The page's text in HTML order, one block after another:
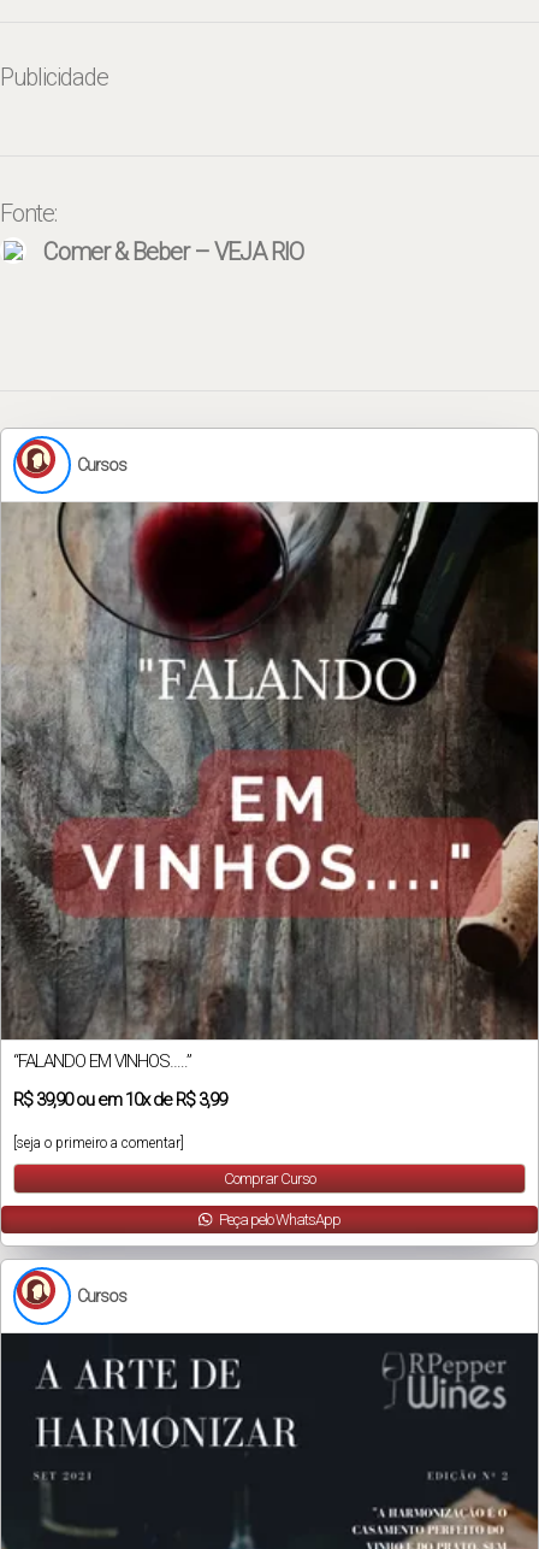
Publicidade
Fonte:
Comer & Beber – VEJA RIO
Cursos
“FALANDO EM VINHOS…..”
R$39,90ou em10xdeR$ 3,99
[seja o primeiro a comentar]
Comprar Curso
Peça pelo WhatsApp
Cursos